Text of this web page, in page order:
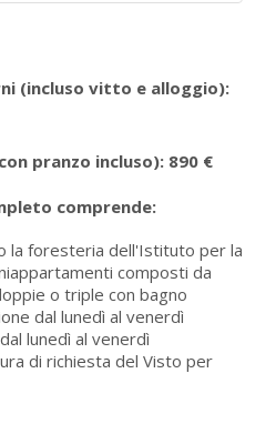
(incluso vitto e alloggio):
pranzo incluso): 890 €
comprende:
la foresteria dell'Istituto per la
composti da
o triple con bagno
dal lunedì al venerdì
lunedì al venerdì
di richiesta del Visto per